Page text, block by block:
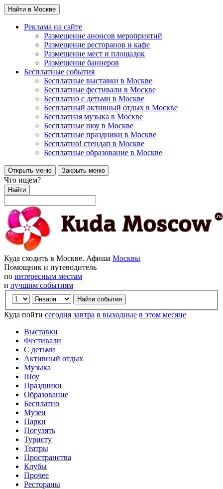
Найти в Москве
Реклама на сайте
Размещение анонсов мероприятий
Размещение ресторанов и кафе
Размещение мест и площадок
Размещение баннеров
Бесплатные события
Бесплатные выставки в Москве
Бесплатные фестивали в Москве
Бесплатно с детьми в Москве
Бесплатный активный отдых в Москве
Бесплатная музыка в Москве
Бесплатные шоу в Москве
Бесплатные праздники в Москве
Бесплатно! стендап в Москве
Бесплатные образование в Москве
Открыть меню Закрыть меню
Что ищем?
Найти
Куда сходить в Москве. Афиша Москвы
Помощник и путеводитель
по интересным местам
и лучшим событиям
Куда пойти сегодня завтра в выходные в этом месяце
Выставки
Фестивали
С детьми
Активный отдых
Музыка
Шоу
Праздники
Образование
Бесплатно
Музеи
Парки
Погулять
Туристу
Театры
Пространства
Клубы
Прочее
Рестораны